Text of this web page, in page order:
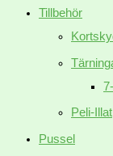
Tillbehör
Peli-Illat
Pussel